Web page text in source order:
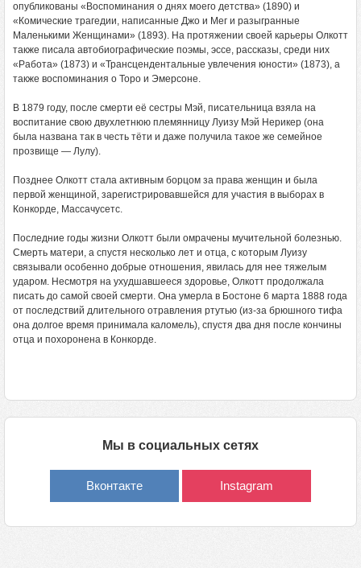
опубликованы «Воспоминания о днях моего детства» (1890) и
«Комические трагедии, написанные Джо и Мег и разыгранные
Маленькими Женщинами» (1893). На протяжении своей карьеры Олкотт
также писала автобиографические поэмы, эссе, рассказы, среди них
«Работа» (1873) и «Трансцендентальные увлечения юности» (1873), а
также воспоминания о Торо и Эмерсоне.
В 1879 году, после смерти её сестры Мэй, писательница взяла на
воспитание свою двухлетнюю племянницу Луизу Мэй Нерикер (она
была названа так в честь тёти и даже получила такое же семейное
прозвище — Лулу).
Позднее Олкотт стала активным борцом за права женщин и была
первой женщиной, зарегистрировавшейся для участия в выборах в
Конкорде, Массачусетс.
Последние годы жизни Олкотт были омрачены мучительной болезнью.
Смерть матери, а спустя несколько лет и отца, с которым Луизу
связывали особенно добрые отношения, явилась для нее тяжелым
ударом. Несмотря на ухудшавшееся здоровье, Олкотт продолжала
писать до самой своей смерти. Она умерла в Бостоне 6 марта 1888 года
от последствий длительного отравления ртутью (из-за брюшного тифа
она долгое время принимала каломель), спустя два дня после кончины
отца и похоронена в Конкорде.
Мы в социальных сетях
Вконтакте Instagram